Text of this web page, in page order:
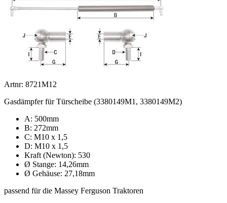
Artnr: 8721M12
Gasdämpfer für Türscheibe (3380149M1, 3380149M2)
A: 500mm
B: 272mm
C: M10 x 1,5
D: M10 x 1,5
Kraft (Newton): 530
Ø Stange: 14,26mm
Ø Gehäuse: 27,18mm
passend für die Massey Ferguson Traktoren